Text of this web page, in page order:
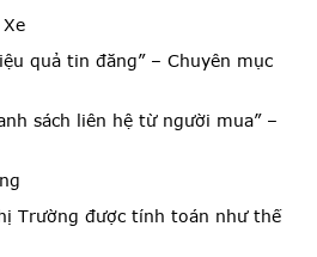
quả tin đăng” – Chuyên mục
sách liên hệ từ người mua” –
Trường được tính toán như thế